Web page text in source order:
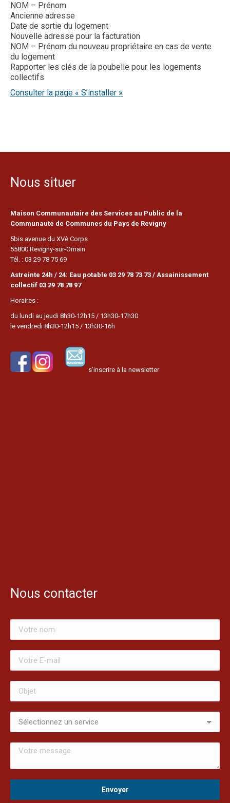
NOM – Prénom
Ancienne adresse
Date de sortie du logement
Nouvelle adresse pour la facturation
NOM – Prénom du nouveau propriétaire en cas de vente
du logement
Rapporter les clés de la poubelle pour les logements
collectifs
Consulter la page « S’installer »
Nous situer
Maison Communautaire des Services au Public de la
Communauté de Communes du Pays de Revigny
5bis avenue du XVè Corps
55800 Revigny-sur-Ornain
Tél. : 03 29 78 75 69
Astreinte 24h / 24: Eau potable 03 29 78 73 73 / Assainissement
collectif 03 29 78 78 97
Horaires :
du lundi au jeudi 8h30-12h15 / 13h30-17h30
le vendredi 8h30-12h15 / 13h30-16h
s’inscrire à la newsletter
Nous contacter